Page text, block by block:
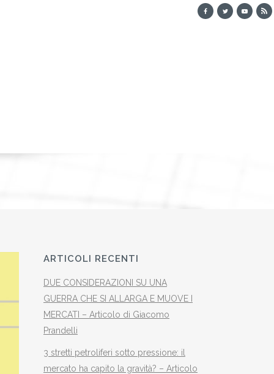
ARTICOLI RECENTI
DUE CONSIDERAZIONI SU UNA
GUERRA CHE SI ALLARGA E MUOVE I
MERCATI – Articolo di Giacomo
Prandelli
3 stretti petroliferi sotto pressione: il
mercato ha capito la gravità? – Articolo